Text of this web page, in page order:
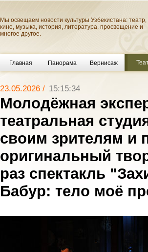
Мы освещаем новости культуры Узбекистана: театр,
кино, музыка, история, литература, просвещение и
многое другое.
Главная Панорама Вернисаж
23.05.2026 / 15:15:34
Молодёжная
театральная
своим зрителям и
оригинальный
раз спектакль
Бабур: тело моё